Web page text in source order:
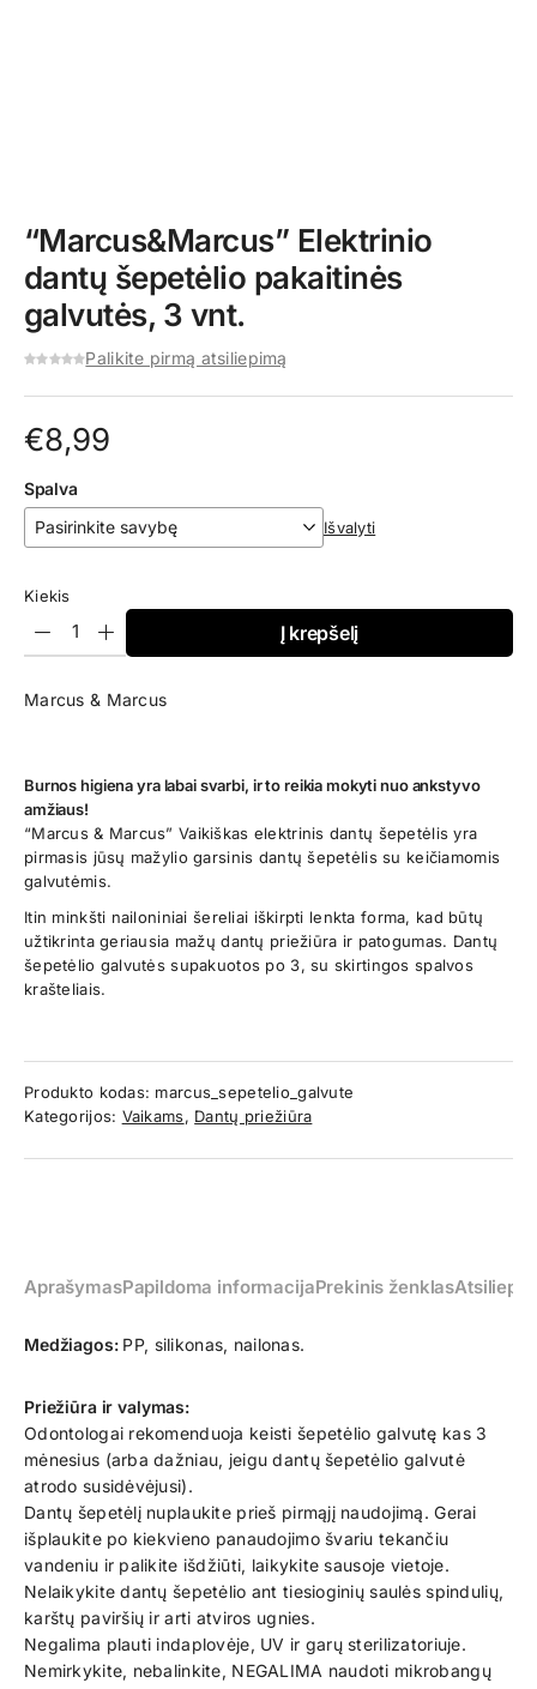
“Marcus&Marcus” Elektrinio
dantų šepetėlio pakaitinės
galvutės, 3 vnt.
Palikite pirmą atsiliepimą
€8,99
Spalva
Išvalyti
Kiekis
Į krepšelį
Marcus & Marcus
Burnos higiena yra labai svarbi, ir to reikia mokyti nuo ankstyvo
amžiaus!
“Marcus & Marcus” Vaikiškas elektrinis dantų šepetėlis yra
pirmasis jūsų mažylio garsinis dantų šepetėlis su keičiamomis
galvutėmis.
Itin minkšti nailoniniai šereliai iškirpti lenkta forma, kad būtų
užtikrinta geriausia mažų dantų priežiūra ir patogumas. Dantų
šepetėlio galvutės supakuotos po 3, su skirtingos spalvos
krašteliais.
Produkto kodas: marcus_sepetelio_galvute
Kategorijos: Vaikams, Dantų priežiūra
AprašymasPapildoma informacijaPrekinis ženklas
Medžiagos: PP, silikonas, nailonas.
Priežiūra ir valymas:
Odontologai rekomenduoja keisti šepetėlio galvutę kas 3
mėnesius (arba dažniau, jeigu dantų šepetėlio galvutė
atrodo susidėvėjusi).
Dantų šepetėlį nuplaukite prieš pirmąjį naudojimą. Gerai
išplaukite po kiekvieno panaudojimo švariu tekančiu
vandeniu ir palikite išdžiūti, laikykite sausoje vietoje.
Nelaikykite dantų šepetėlio ant tiesioginių saulės spindulių,
karštų paviršių ir arti atviros ugnies.
Negalima plauti indaplovėje, UV ir garų sterilizatoriuje.
Nemirkykite, nebalinkite, NEGALIMA naudoti mikrobangų